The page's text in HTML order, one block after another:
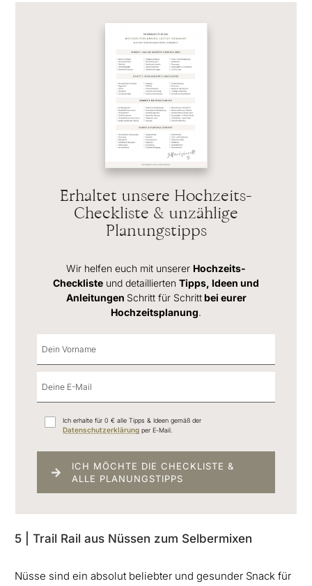
Erhaltet unsere Hochzeits-
Checkliste & unzählige
Planungstipps
Wir helfen euch mit unserer Hochzeits-
Checkliste und detaillierten Tipps, Ideen und
Anleitungen Schritt für Schrittbei eurer
Hochzeitsplanung.
Ich erhalte für 0 € alle Tipps & Ideen gemäß der
Datenschutzerklärung per E-Mail.
ICH MÖCHTE DIE CHECKLISTE &
ALLE PLANUNGSTIPPS
5 | Trail Rail aus Nüssen zum Selbermixen
Nüsse sind ein absolut beliebter und gesunder Snack für